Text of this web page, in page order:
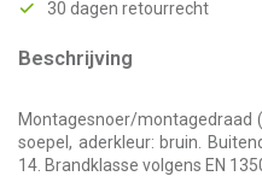
30 dagen retourrecht
Beschrijving
Montagesnoer/montagedraad
soepel, aderkleur: bruin.
14. Brandklasse volgens EN